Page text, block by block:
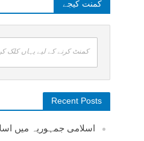
کمنت کیجے
کمنٹ کرنے کے لیے یہاں کلک
Recent Posts
اسلامی جمہوریہ میں